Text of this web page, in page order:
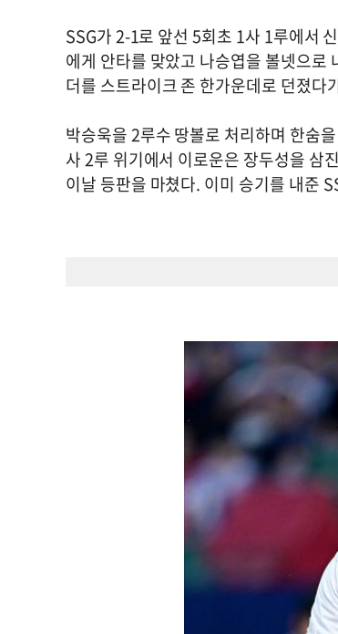
SSG가 2-1로 앞선 5회초 1사 1루에서
에게 안타를 맞았고 나승엽을 볼넷으
더를 스트라이크 존 한가운데로 던졌다
박승욱을 2루수 땅볼로 처리하며 한숨
사 2루 위기에서 이로운은 장두성을 삼
이날 등판을 마쳤다. 이미 승기를 내준